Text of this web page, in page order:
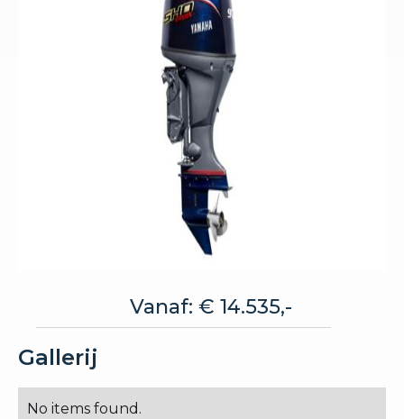
Vanaf: € 14.535,-
Gallerij
No items found.